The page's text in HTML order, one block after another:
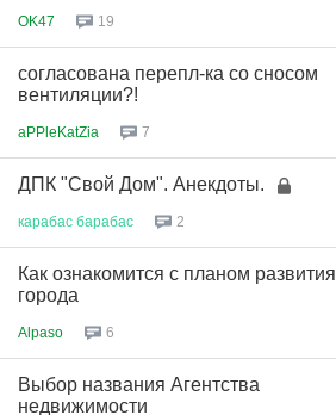
OK47 19
согласована перепл-ка со сносом
вентиляции?!
aPPleKatZia 7
ДПК "Свой Дом". Анекдоты.
карабас барабас 2
Как ознакомится с планом развития
города
Alpaso 6
Выбор названия Агентства
недвижимости